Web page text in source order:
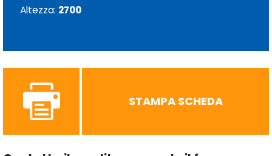
Altezza: 2700
STAMPA SCHEDA